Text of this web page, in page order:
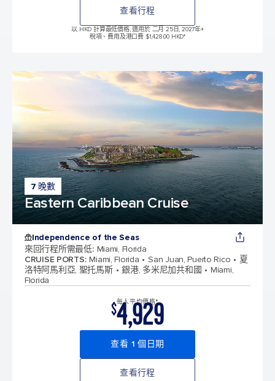
查看行程
以 HKD 計算最低價格, 適用於 二月 25日, 2027年+
稅項、費用及港口費 $1,428.00 HKD*
7 晚數
Eastern Caribbean Cruise
Independence of the Seas
來回行程所需最低: Miami, Florida
CRUISE PORTS: Miami, Florida San Juan, Puerto Rico
夏
洛特阿馬利亞, 聖托馬斯
銀港, 多米尼加共和國
Miami,
Florida
每人平均價格*
$4,929
查看 1 個日期
查看行程